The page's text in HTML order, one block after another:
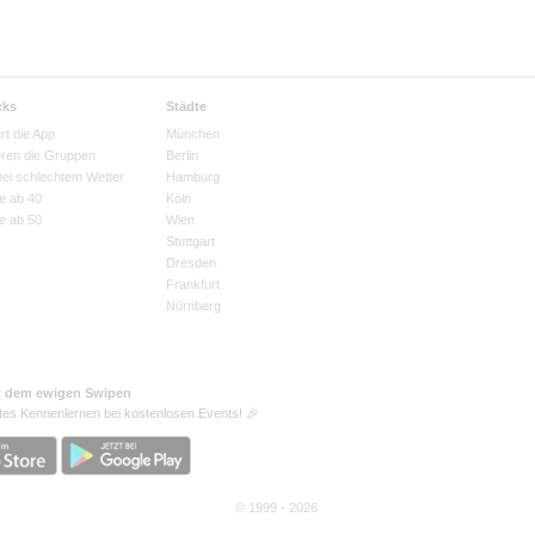
die App
die Gruppen
schlechtem Wetter
ab 40
ab 50
Städte
München
Berlin
Hamburg
Köln
Wien
Stuttgart
Dresden
Frankfurt
Nürnberg
dem ewigen Swipen
Kennenlernen bei kostenlosen Events! 🎉
© 1999 - 2026